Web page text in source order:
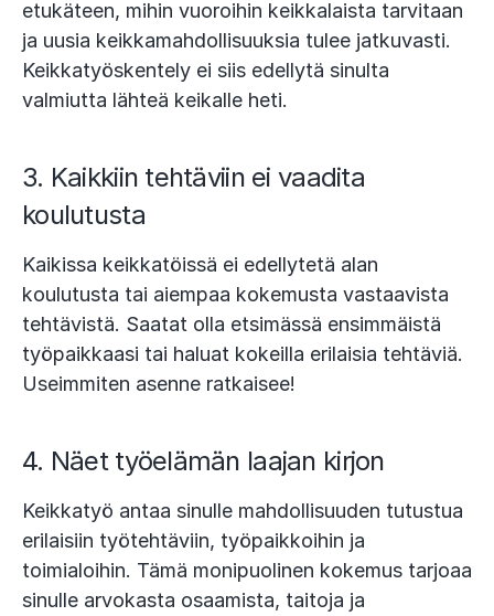
etukäteen, mihin vuoroihin keikkalaista tarvitaan
ja uusia keikkamahdollisuuksia tulee jatkuvasti.
Keikkatyöskentely ei siis edellytä sinulta
valmiutta lähteä keikalle heti.
3. Kaikkiin tehtäviin ei vaadita
koulutusta
Kaikissa keikkatöissä ei edellytetä alan
koulutusta tai aiempaa kokemusta vastaavista
tehtävistä. Saatat olla etsimässä ensimmäistä
työpaikkaasi tai haluat kokeilla erilaisia tehtäviä.
Useimmiten asenne ratkaisee!
4. Näet työelämän laajan kirjon
Keikkatyö antaa sinulle mahdollisuuden tutustua
erilaisiin työtehtäviin, työpaikkoihin ja
toimialoihin. Tämä monipuolinen kokemus tarjoaa
sinulle arvokasta osaamista, taitoja ja